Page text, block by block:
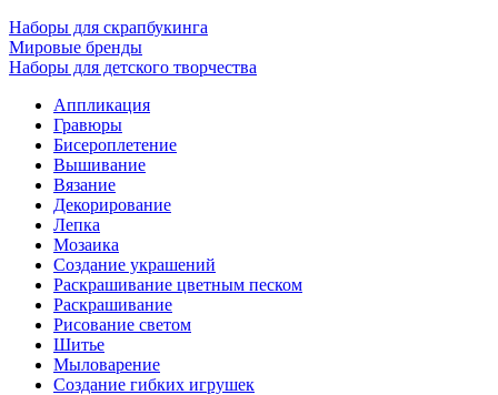
Наборы для скрапбукинга
Мировые бренды
Наборы для детского творчества
Аппликация
Гравюры
Бисероплетение
Вышивание
Вязание
Декорирование
Лепка
Мозаика
Создание украшений
Раскрашивание цветным песком
Раскрашивание
Рисование светом
Шитье
Мыловарение
Создание гибких игрушек